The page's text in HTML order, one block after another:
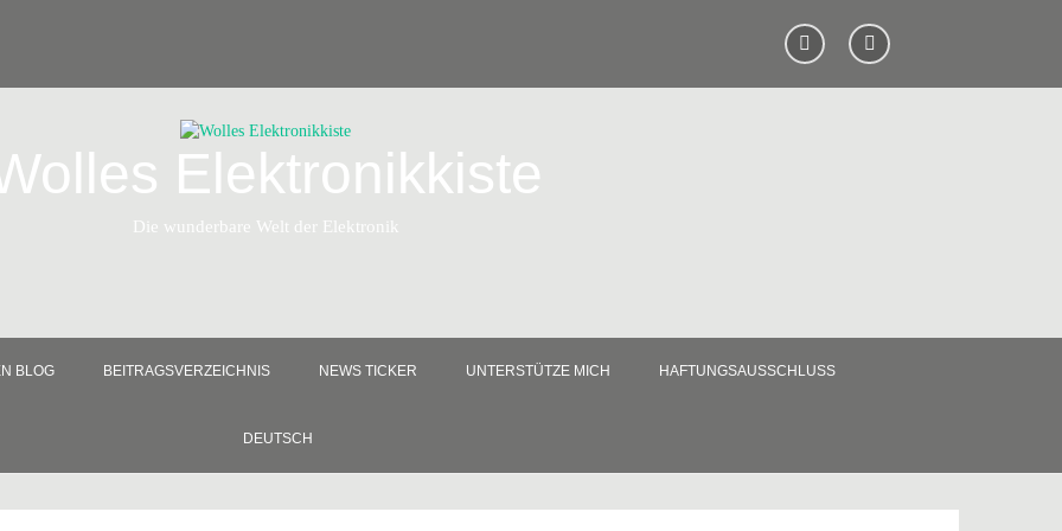
Elektronikkiste
Die wunderbare Welt der Elektronik
BLOG BEITRAGSVERZEICHNIS NEWS TICKER UNTERSTÜTZE MICH HAFTUNGSAUSSCHLUSS
DEUTSCH